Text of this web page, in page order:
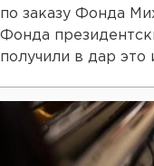
по заказу Фонда
Фонда
получили в дар это